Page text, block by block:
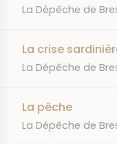
JOURNAL
La Dépêche de
La crise
JOURNAL
La Dépêche de
La pêche
JOURNAL
La Dépêche de